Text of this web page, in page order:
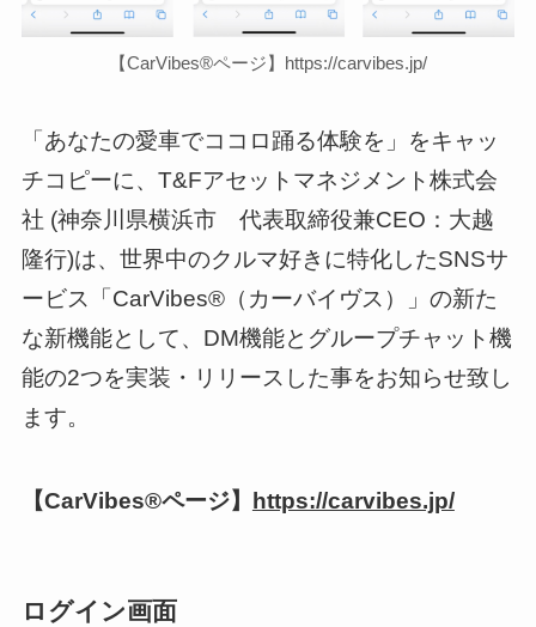
【CarVibes®ページ】https://carvibes.jp/
「あなたの愛車でココロ踊る体験を」をキャッ
チコピーに、T&Fアセットマネジメント株式会
社 (神奈川県横浜市 代表取締役兼CEO：大越
隆行)は、世界中のクルマ好きに特化したSNSサ
ービス「CarVibes®（カーバイヴス）」の新た
な新機能として、DM機能とグループチャット機
能の2つを実装・リリースした事をお知らせ致し
ます。
【CarVibes®ページ】 https://carvibes.jp/
ログイン画面